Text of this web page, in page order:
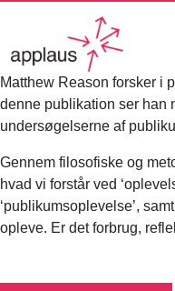
Matthew Reason forsker i
denne publikation ser han
undersøgelserne af
Gennem filosofiske og
hvad vi forstår ved
‘publikumsoplevelse’,
opleve. Er det forbrug,